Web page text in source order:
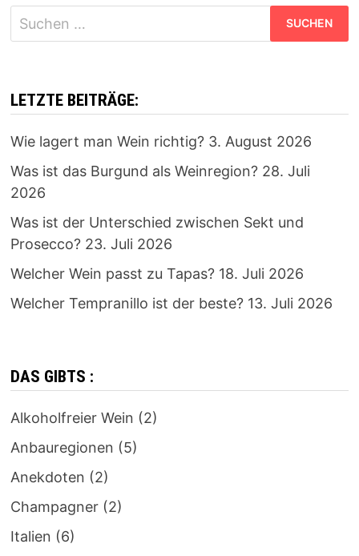
Suchen
nach:
LETZTE BEITRÄGE:
Wie lagert man Wein richtig? 3. August 2026
Was ist das Burgund als Weinregion? 28. Juli
2026
Was ist der Unterschied zwischen Sekt und
Prosecco? 23. Juli 2026
Welcher Wein passt zu Tapas? 18. Juli 2026
Welcher Tempranillo ist der beste? 13. Juli 2026
DAS GIBTS :
Alkoholfreier Wein (2)
Anbauregionen (5)
Anekdoten (2)
Champagner(2)
Italien (6)